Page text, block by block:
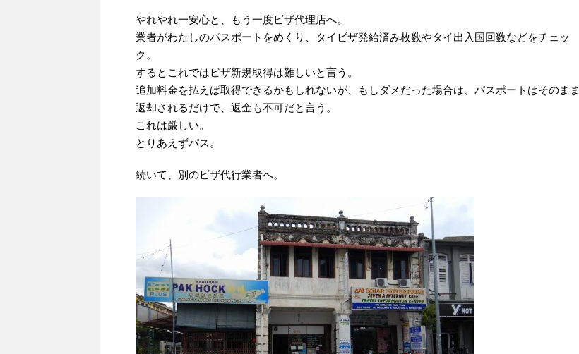
やれやれ一安心と、もう一度ビザ代理店へ。
業者がわたしのパスポートをめくり、タイビザ発給済み枚数やタイ出入国回数などをチェッ
ク。
するとこれではビザ新規取得は難しいと言う。
追加料金を払えば取得できるかもしれないが、もしダメだった場合は、パスポートはそのまま
返却されるだけで、返金も不可だと言う。
これは厳しい。
とりあえずパス。
続いて、別のビザ代行業者へ。